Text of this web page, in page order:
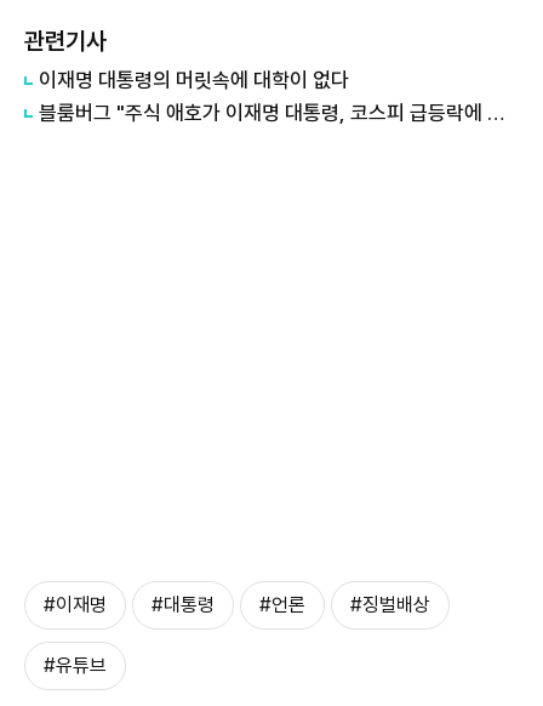
관련기사
이재명 대통령의 머릿속에 대학이 없다
블룸버그 "주식 애호가 이재명 대통령, 코스피 급등락에 역풍"
#이재명 #대통령 #언론 #징벌배상
#유튜브